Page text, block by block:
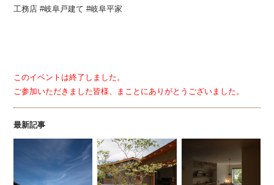
工務店 #岐阜戸建て #岐阜平家
このイベントは終了しました。
ご参加いただきました皆様、まことにありがとうございました。
最新記事